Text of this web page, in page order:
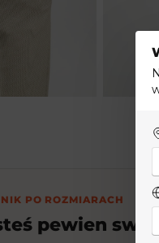
PO ROZMIARACH
pewien